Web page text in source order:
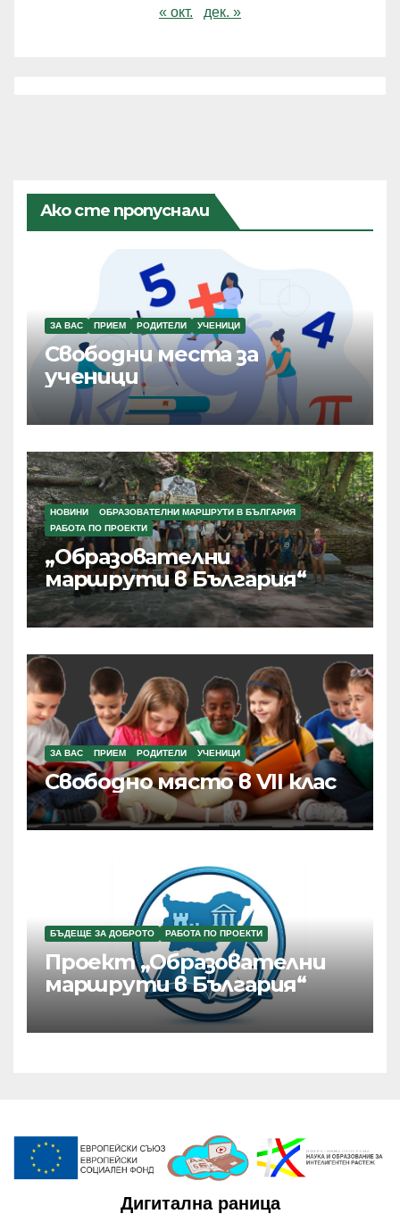
« окт. дек. »
Ако сте пропуснали
ЗА ВАС ПРИЕМ РОДИТЕЛИ УЧЕНИЦИ
Свободни места за
ученици
НОВИНИ
ОБРАЗОВАТЕЛНИ МАРШРУТИ В БЪЛГАРИЯ
РАБОТА ПО ПРОЕКТИ
„Образователни
маршрути в България“
ЗА ВАС ПРИЕМ РОДИТЕЛИ УЧЕНИЦИ
Свободно място в VII клас
БЪДЕЩЕ ЗА ДОБРОТО РАБОТА ПО ПРОЕКТИ
Проект „Образователни
маршрути в България“
Дигитална раница